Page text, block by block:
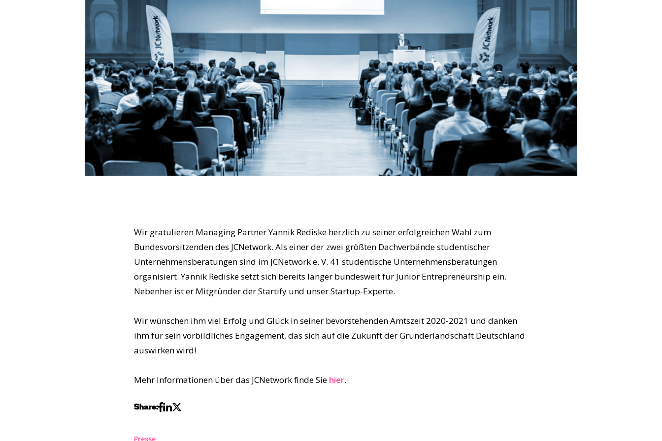
Wir gratulieren Managing Partner Yannik Rediske herzlich zu seiner erfolgreichen Wahl zum
Bundesvorsitzenden des JCNetwork. Als einer der zwei größten Dachverbände studentischer
Unternehmensberatungen sind im JCNetwork e. V. 41 studentische Unternehmensberatungen
organisiert. Yannik Rediske setzt sich bereits länger bundesweit für Junior Entrepreneurship ein.
Nebenher ist er Mitgründer der Startify und unser Startup-Experte.
Wir wünschen ihm viel Erfolg und Glück in seiner bevorstehenden Amtszeit 2020-2021 und danken
ihm für sein vorbildliches Engagement, das sich auf die Zukunft der Gründerlandschaft Deutschland
auswirken wird!
Mehr Informationen über das JCNetwork finde Sie hier.
Share:
Presse